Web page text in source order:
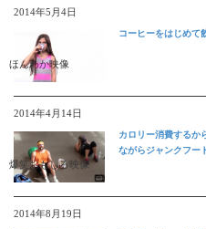
2014年5月4日
ほんわか映像
コーヒーをはじめて
2014年4月14日
爆笑おもしろ映像
カロリー消費するか
ながらジャンクフー
2014年8月19日